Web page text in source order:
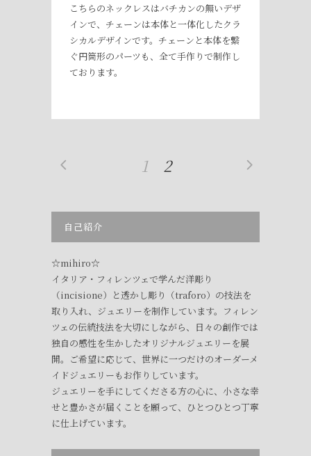
こちらのネックレスはバチカンの無いデザ
インで、チェーンは本体と一体化したクラ
シカルデザインです。チェーンと本体を繋
ぐ円筒形のパーツも、全て手作りで制作し
ております。
1 2
自己紹介
☆mihiro☆
イタリア・フィレンツェで学んだ洋彫り
（incisione）と透かし彫り（traforo）の技法を
取り入れ、ジュエリーを制作しています。フィレン
ツェの伝統技法を大切にしながら、日々の創作では
独自の感性を生かしたオリジナルジュエリーを展
開。ご希望に応じて、世界に一つだけのオーダーメ
イドジュエリーもお作りしています。
ジュエリーを手にしてくださる方の心に、小さな幸
せと豊かさが届くことを願って、ひとつひとつ丁寧
に仕上げています。